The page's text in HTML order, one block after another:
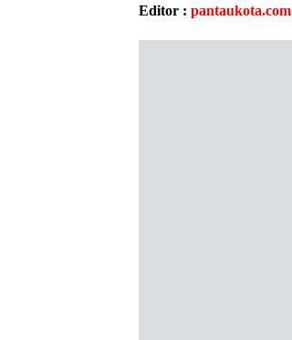
Editor : pantaukota.com